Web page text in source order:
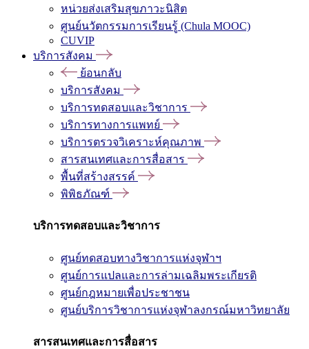
หน่วยส่งเสริมสุขภาวะนิสิต
ศูนย์นวัตกรรมการเรียนรู้ (Chula MOOC)
CUVIP
บริการสังคม
ย้อนกลับ
บริการสังคม
บริการทดสอบและวิชาการ
บริการทางการแพทย์
บริการตรวจวิเคราะห์คุณภาพ
สารสนเทศและการสื่อสาร
พื้นที่สร้างสรรค์
พิพิธภัณฑ์
บริการทดสอบและวิชาการ
ศูนย์ทดสอบทางวิชาการแห่งจุฬาฯ
ศูนย์การแปลและการล่ามเฉลิมพระเกียรติ
ศูนย์กฎหมายเพื่อประชาชน
ศูนย์บริการวิชาการแห่งจุฬาลงกรณ์มหาวิทยาลัย
สารสนเทศและการสื่อสาร